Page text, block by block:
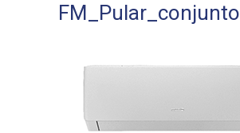
FM_Pular_conjunto